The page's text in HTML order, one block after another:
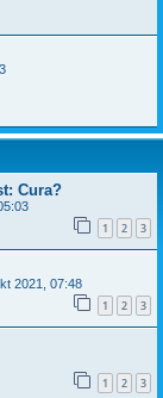
Cura?
1 2 3
2021, 07:48
1 2 3
1 2 3